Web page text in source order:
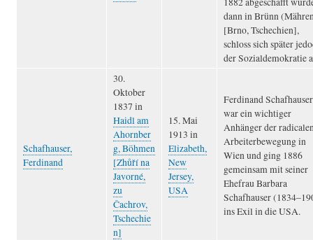
dann in Brünn
[Brno, Tschechien],
schloss sich später
der Sozialdemokratie
Schafhauser,
Ferdinand
30.
Oktober
1837 in
Haidl am
Ahornber
g, Böhmen
[Zhůří na
Javorné,
zu
Čachrov,
Tschechie
n]
15. Mai
1913 in
Elizabeth,
New
Jersey,
USA
Ferdinand Schafhauser
war ein wichtiger
Anhänger der
Arbeiterbewegung in
Wien und ging 1886
gemeinsam mit seiner
Ehefrau Barbara
Schafhauser
ins Exil in die USA.